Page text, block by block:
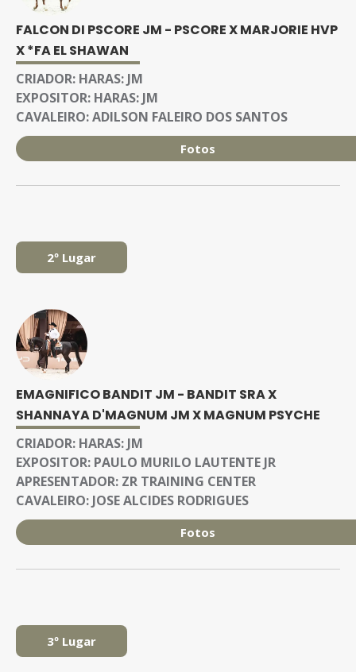
FALCON DI PSCORE JM - PSCORE X MARJORIE HVP
X *FA EL SHAWAN
CRIADOR: HARAS: JM
EXPOSITOR: HARAS: JM
CAVALEIRO:ADILSON FALEIRO DOS SANTOS
Fotos
2º Lugar
EMAGNIFICO BANDIT JM - BANDIT SRA X
SHANNAYA D'MAGNUM JM X MAGNUM PSYCHE
CRIADOR: HARAS: JM
EXPOSITOR: PAULO MURILO LAUTENTE JR
APRESENTADOR: ZR TRAINING CENTER
CAVALEIRO: JOSE ALCIDES RODRIGUES
Fotos
3º Lugar